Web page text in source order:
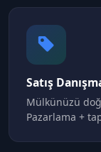
Satış
Mülkünüzü
Pazarlama +